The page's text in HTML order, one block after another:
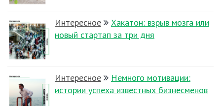
Интересное
Хакатон: взрыв мозга или
новый стартап за три дня
Интересное
Немного мотивации:
истории успеха известных бизнесменов